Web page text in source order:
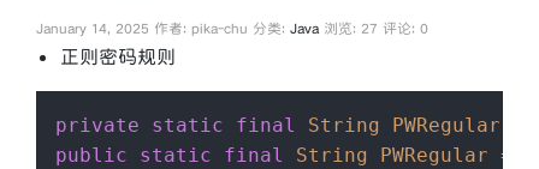
January 14, 2025 作者: pika-chu 分类: Java浏览: 27 评论: 0
正则密码规则
private static final String PWRegular
public
static final String PWRegular =